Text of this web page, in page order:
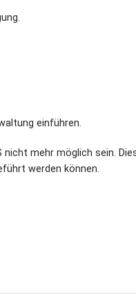
einführen.
nicht mehr möglich sein.
werden können.